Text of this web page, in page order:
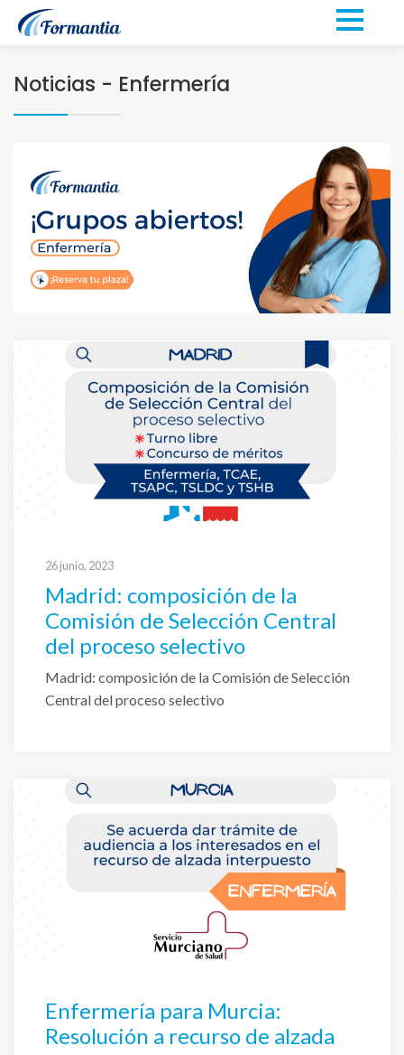
Noticias - Enfermería
26 junio, 2023
Madrid: composición de la
Comisión de Selección Central
del proceso selectivo
Madrid: composición de la Comisión de Selección
Central del proceso selectivo
Enfermería para Murcia:
Resolución a recurso de alzada